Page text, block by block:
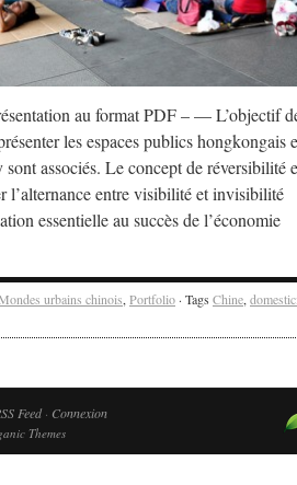
au format PDF – — L’objectif
les espaces publics hongkongais
associés. Le concept de réversibilité
l’alternance entre visibilité et invisibilité
essentielle au succès de l’économie
urbains chinois, Portfolio · Tags Chine,
Feed· Connexion
Themes